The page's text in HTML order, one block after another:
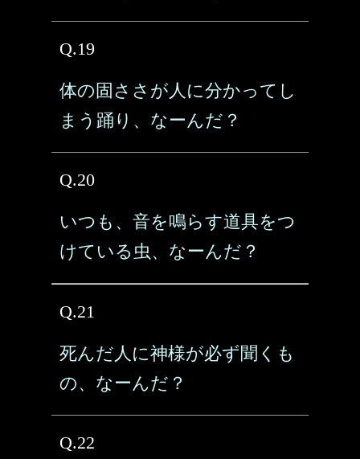
Q.19
体の固ささが人に分かってし
まう踊り、なーんだ？
Q.20
いつも、音を鳴らす道具をつ
けている虫、なーんだ？
Q.21
死んだ人に神様が必ず聞くも
の、なーんだ？
Q.22